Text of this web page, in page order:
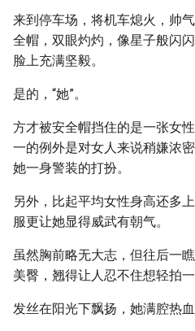
来到停车场，将机车熄火，帅
全帽，双眼灼灼，像星子般闪
脸上充满坚毅。
是的，“她”。
方才被安全帽挡住的是一张女
一的例外是对女人来说稍嫌浓
她一身警装的打扮。
另外，比起平均女性身高还多
服更让她显得威武有朝气。
虽然胸前略无大志，但往后一
美臀，翘得让人忍不住想轻拍一
发丝在阳光下飘扬，她满腔热